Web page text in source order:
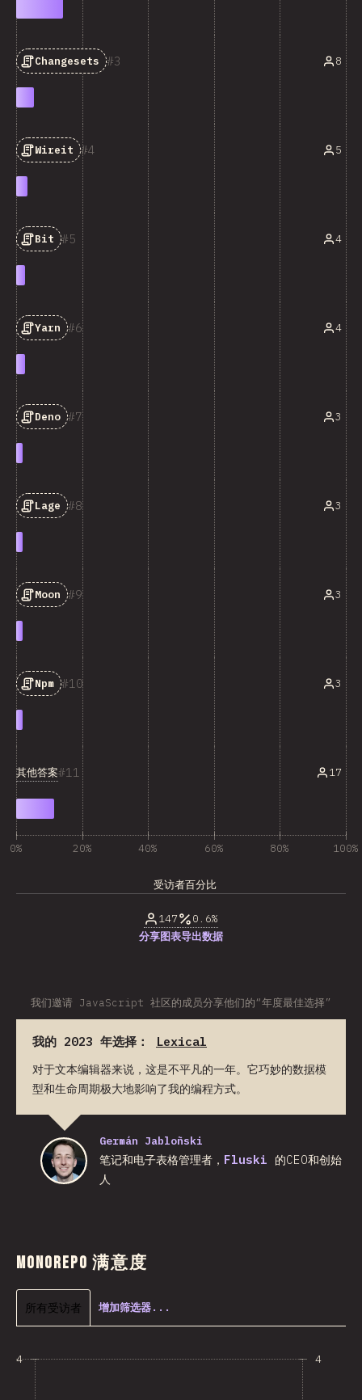
3
Changesets 8
4
Wireit 5
5
Bit 4
6
Yarn 4
7
Deno 3
8
Lage 3
9
Moon 3
10
Npm 3
11
其他答案 17
0% 20% 40% 60% 80% 100%
受访者百分比
147
0.6%
分享图表导出数据
我们邀请 JavaScript 社区的成员分享他们的“年度最佳选择”
我的 2023 年选择： Lexical
对于文本编辑器来说，这是不平凡的一年。它巧妙的数据模
型和生命周期极大地影响了我的编程方式。
Germán Jabloñski
笔记和电子表格管理者， Fluski 的CEO和创始
人
Monorepo 满意度
所有受访者 增加筛选器...
4 4